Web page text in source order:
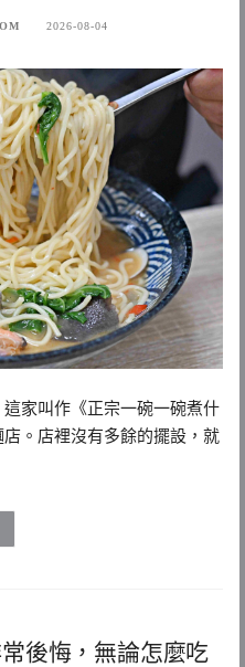
2026-08-04
家叫作《正宗一碗一碗煮什
。店裡沒有多餘的擺設，就
後悔，無論怎麼吃